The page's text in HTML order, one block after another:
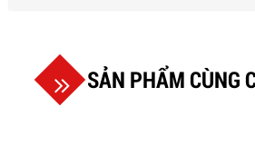
SẢN PHẨM CÙNG